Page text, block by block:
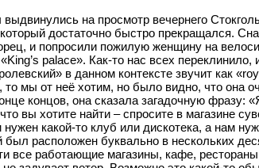
на просмотр вечернего
который достаточно быстро прекращался.
и попросили пожилую женщину на
palace». Как-то нас всех
в данном контексте звучит как
то мы от неё хотим, но было видно, что она
концов, она сказала загадочную фразу:
вы хотите найти – спросите в магазине
какой-то клуб или дискотека, а нам
был расположен буквально в нескольких
все работающие магазины, кафе,